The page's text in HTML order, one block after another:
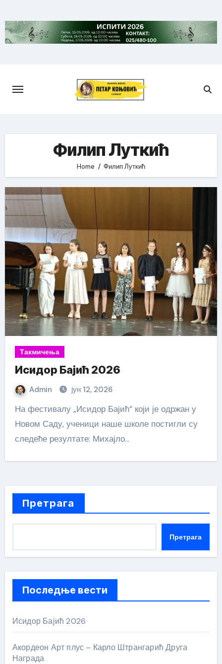
to
content
Филип Луткић
Home Филип Луткић
Такмичења
Исидор Бајић 2026
Admin јун 12, 2026
На фестивалу „Исидор Бајић“ који је одржан у
Новом Саду, ученици наше школе постигли су
следеће резултате: Михајло…
Претрага
Претрага
Последње вести
Исидор Бајић 2026
Акордеон Арт плус – Карло Штрангарић Друга
Награда